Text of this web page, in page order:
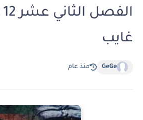
غايب
GeGe منذ عام